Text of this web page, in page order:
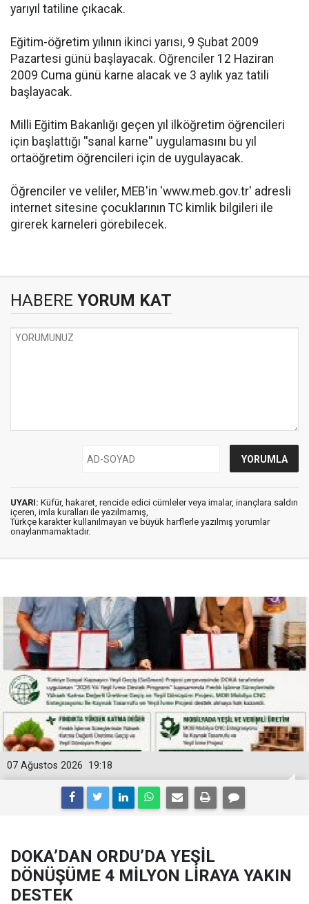
yarıyıl tatiline çıkacak.
Eğitim-öğretim yılının ikinci yarısı, 9 Şubat 2009
Pazartesi günü başlayacak. Öğrenciler 12 Haziran
2009 Cuma günü karne alacak ve 3 aylık yaz tatili
başlayacak.
Milli Eğitim Bakanlığı geçen yıl ilköğretim öğrencileri
için başlattığı ''sanal karne'' uygulamasını bu yıl
ortaöğretim öğrencileri için de uygulayacak.
Öğrenciler ve veliler, MEB'in 'www.meb.gov.tr' adresli
internet sitesine çocuklarının TC kimlik bilgileri ile
girerek karneleri görebilecek.
HABERE YORUM KAT
UYARI: Küfür, hakaret, rencide edici cümleler veya imalar, inançlara saldırı
içeren, imla kuralları ile yazılmamış,
Türkçe karakter kullanılmayan ve büyük harflerle yazılmış yorumlar
onaylanmamaktadır.
19:18
07 Ağustos 2026
DOKA’DAN ORDU’DA YEŞİL
DÖNÜŞÜME 4 MİLYON LİRAYA YAKIN
DESTEK